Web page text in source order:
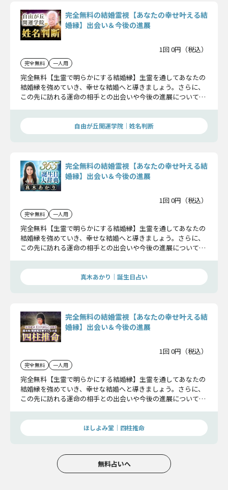
完全無料の結婚霊視【あなたの幸せ叶える結
婚縁】出会い＆今後の進展
1回 0円（税込）
完全無料 一人用
完全無料【生霊で明らかにする結婚縁】生霊を通してあなたの
結婚縁を強めていき、幸せな結婚へと導きましょう。さらに、
この先に訪れる運命の相手との出会いや今後の進展についても
自由が丘開運学院│姓名判断
完全無料の結婚霊視【あなたの幸せ叶える結
婚縁】出会い＆今後の進展
1回 0円（税込）
完全無料 一人用
完全無料【生霊で明らかにする結婚縁】生霊を通してあなたの
結婚縁を強めていき、幸せな結婚へと導きましょう。さらに、
この先に訪れる運命の相手との出会いや今後の進展についても
真木あかり｜誕生日占い
完全無料の結婚霊視【あなたの幸せ叶える結
婚縁】出会い＆今後の進展
1回 0円（税込）
完全無料 一人用
完全無料【生霊で明らかにする結婚縁】生霊を通してあなたの
結婚縁を強めていき、幸せな結婚へと導きましょう。さらに、
この先に訪れる運命の相手との出会いや今後の進展についても
ほしよみ堂｜四柱推命
無料占いへ